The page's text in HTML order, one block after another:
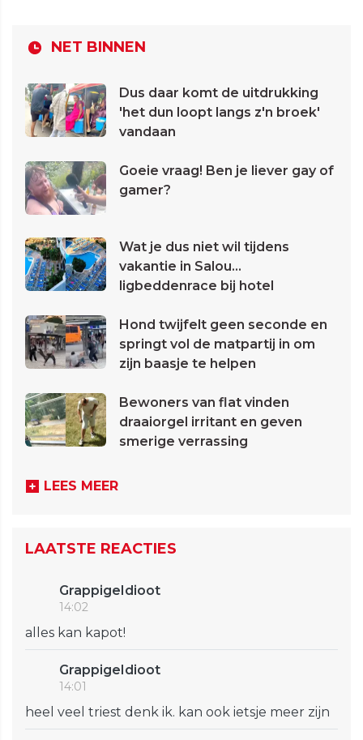
NET BINNEN
Dus daar komt de uitdrukking
'het dun loopt langs z'n broek'
vandaan
Goeie vraag! Ben je liever gay of
gamer?
Wat je dus niet wil tijdens
vakantie in Salou...
ligbeddenrace bij hotel
Hond twijfelt geen seconde en
springt vol de matpartij in om
zijn baasje te helpen
Bewoners van flat vinden
draaiorgel irritant en geven
smerige verrassing
LEES MEER
LAATSTE REACTIES
GrappigeIdioot
14:02
alles kan kapot!
GrappigeIdioot
14:01
heel veel triest denk ik. kan ook ietsje meer zijn